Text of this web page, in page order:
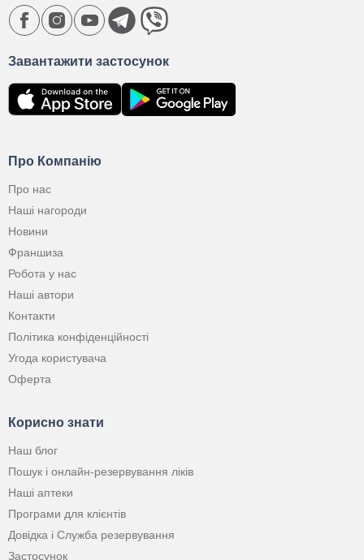
Про Компанію
Про нас
Наші нагороди
Новини
Франшиза
Робота у нас
Наші автори
Контакти
Політика конфіденційності
Угода користувача
Оферта
Корисно знати
Наш блог
Пошук і онлайн-резервування ліків
Наші аптеки
Програми для клієнтів
Довідка і Служба резервування
Застосунок
Завантажити застосунок